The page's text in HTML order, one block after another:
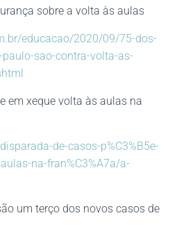
sobre a volta às aulas
educacao/2020/09/75-dos-
sao-contra-volta-as-
em xeque volta às aulas na
de-casos-p%C3%B5e-
na-fran%C3%A7a/a-
um terço dos novos casos de